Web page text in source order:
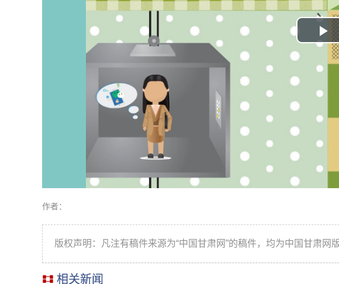
作者：
版权声明：凡注有稿件来源为“中国甘肃网”的稿件，均为中国甘肃网
相关新闻